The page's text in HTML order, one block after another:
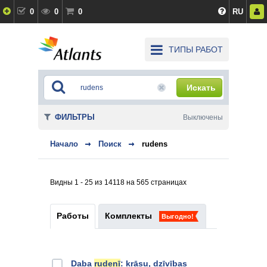
0 0 0 RU
ТИПЫ РАБОТ
Искать
Начало Поиск rudens
Видны 1 - 25 из 14118 на 565 страницах
Работы Комплекты Выгодно!
Daba rudenī: krāsu, dzīvības
ФИЛЬТРЫ Выключены